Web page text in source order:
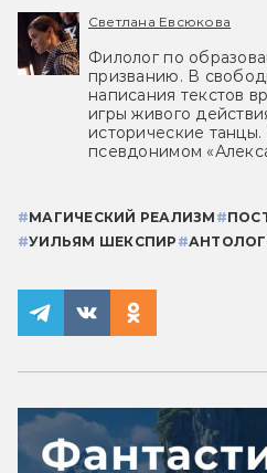
Светлана Евсюкова
Филолог по
призванию. В
написания текстов
игры живого
исторические
псевдонимом
#МАГИЧЕСКИЙ РЕАЛИЗМ #
#УИЛЬЯМ ШЕКСПИР #